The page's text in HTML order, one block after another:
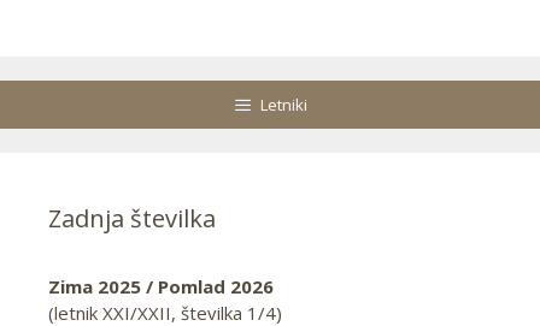
Letniki
Zadnja številka
Zima 2025 / Pomlad 2026
(letnik XXI/XXII, številka 1/4)